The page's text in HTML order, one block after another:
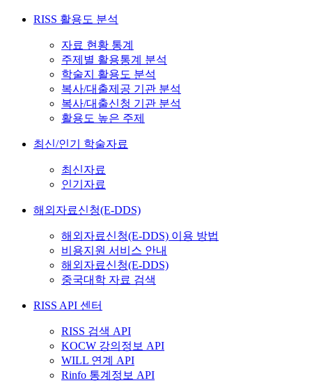
RISS 활용도 분석
자료 현황 통계
주제별 활용통계 분석
학술지 활용도 분석
복사/대출제공 기관 분석
복사/대출신청 기관 분석
활용도 높은 주제
최신/인기 학술자료
최신자료
인기자료
해외자료신청(E-DDS)
해외자료신청(E-DDS) 이용 방법
비용지원 서비스 안내
해외자료신청(E-DDS)
중국대학 자료 검색
RISS API 센터
RISS 검색 API
KOCW 강의정보 API
WILL 연계 API
Rinfo 통계정보 API